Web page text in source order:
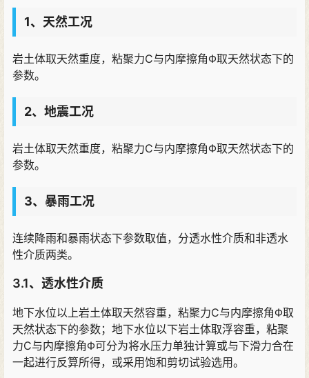
1、天然工况
岩土体取天然重度，粘聚力C与内摩擦角Φ取天然状态下的
参数。
2、地震工况
岩土体取天然重度，粘聚力C与内摩擦角Φ取天然状态下的
参数。
3、暴雨工况
连续降雨和暴雨状态下参数取值，分透水性介质和非透水
性介质两类。
3.1、透水性介质
地下水位以上岩土体取天然容重，粘聚力C与内摩擦角Φ取
天然状态下的参数；地下水位以下岩土体取浮容重，粘聚
力C与内摩擦角Φ可分为将水压力单独计算或与下滑力合在
一起进行反算所得，或采用饱和剪切试验选用。